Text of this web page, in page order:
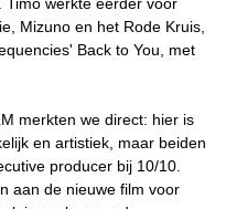
Mizuno en het Rode Kruis,
Back to You, met
merkten we direct: hier is
en artistiek, maar beiden
producer bij 10/10.
aan de nieuwe film voor